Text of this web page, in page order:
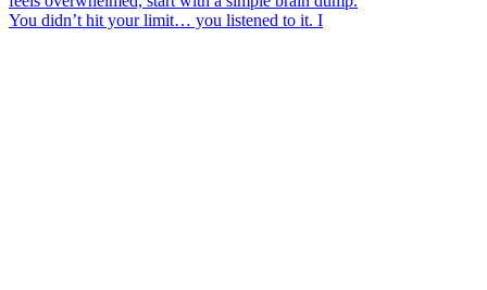
You didn’t hit your limit… you listened to it. I